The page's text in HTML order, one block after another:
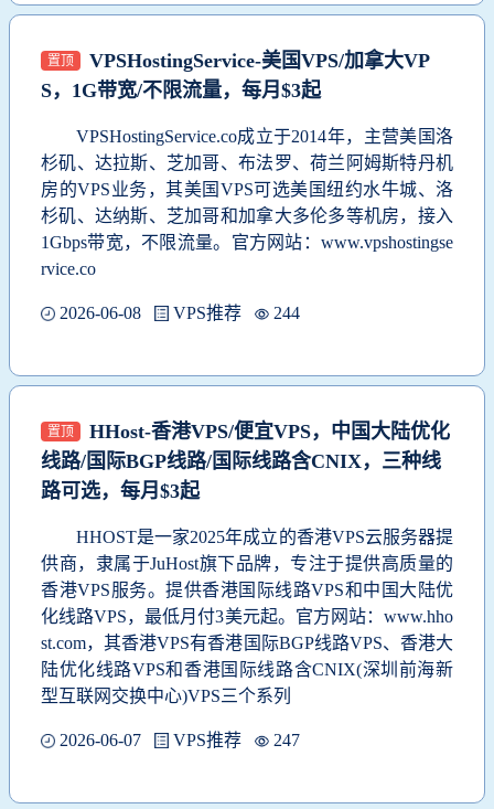
置顶
VPSHostingService-美国VPS/加拿大VP
S，1G带宽/不限流量，每月$3起
VPSHostingService.co成立于2014年，主营美国洛
杉矶、达拉斯、芝加哥、布法罗、荷兰阿姆斯特丹机
房的VPS业务，其美国VPS可选美国纽约水牛城、洛
杉矶、达纳斯、芝加哥和加拿大多伦多等机房，接入
1Gbps带宽，不限流量。官方网站：www.vpshostingse
rvice.co
2026-06-08 VPS推荐 244
置顶
HHost-香港VPS/便宜VPS，中国大陆优化
线路/国际BGP线路/国际线路含CNIX，三种线
路可选，每月$3起
HHOST是一家2025年成立的香港VPS云服务器提
供商，隶属于JuHost旗下品牌，专注于提供高质量的
香港VPS服务。提供香港国际线路VPS和中国大陆优
化线路VPS，最低月付3美元起。官方网站：www.hho
st.com，其香港VPS有香港国际BGP线路VPS、香港大
陆优化线路VPS和香港国际线路含CNIX(深圳前海新
型互联网交换中心)VPS三个系列
2026-06-07 VPS推荐 247